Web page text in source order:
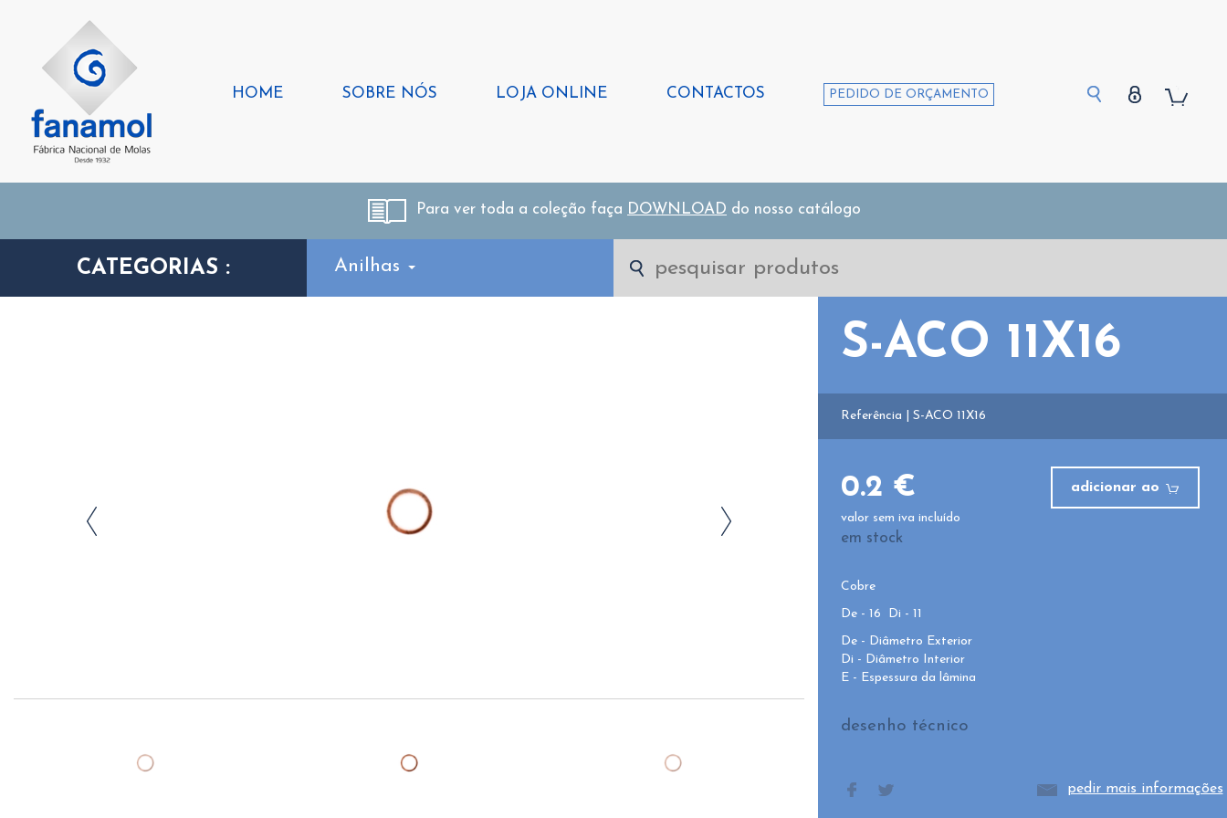
HOME SOBRE NÓS LOJA ONLINE CONTACTOS PEDIDO DE ORÇAMENTO
Para ver toda a coleção faça DOWNLOAD do nosso catálogo
CATEGORIAS : Anilhas
S-ACO 11X16
Referência | S-ACO 11X16
0.2 €
valor sem iva incluído
em stock
adicionar ao
Cobre
De - 16 Di - 11
De - Diâmetro Exterior
Di - Diâmetro Interior
E - Espessura da lâmina
desenho técnico
pedir mais informações